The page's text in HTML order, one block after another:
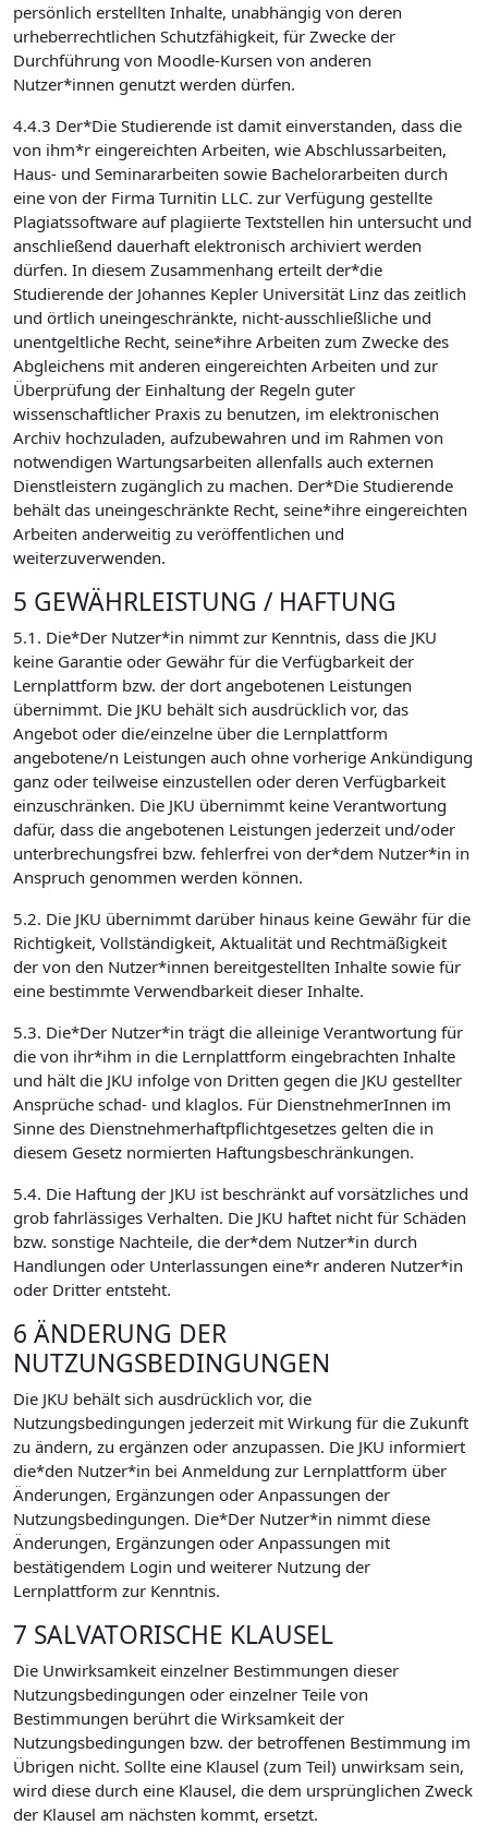
persönlich erstellten Inhalte, unabhängig von deren
urheberrechtlichen Schutzfähigkeit, für Zwecke der
Durchführung von Moodle-Kursen von anderen
Nutzer*innen genutzt werden dürfen.
4.4.3 Der*Die Studierende ist damit einverstanden, dass die
von ihm*r eingereichten Arbeiten, wie Abschlussarbeiten,
Haus- und Seminararbeiten sowie Bachelorarbeiten durch
eine von der Firma Turnitin LLC. zur Verfügung gestellte
Plagiatssoftware auf plagiierte Textstellen hin untersucht und
anschließend dauerhaft elektronisch archiviert werden
dürfen. In diesem Zusammenhang erteilt der*die
Studierende der Johannes Kepler Universität Linz das zeitlich
und örtlich uneingeschränkte, nicht-ausschließliche und
unentgeltliche Recht, seine*ihre Arbeiten zum Zwecke des
Abgleichens mit anderen eingereichten Arbeiten und zur
Überprüfung der Einhaltung der Regeln guter
wissenschaftlicher Praxis zu benutzen, im elektronischen
Archiv hochzuladen, aufzubewahren und im Rahmen von
notwendigen Wartungsarbeiten allenfalls auch externen
Dienstleistern zugänglich zu machen. Der*Die Studierende
behält das uneingeschränkte Recht, seine*ihre eingereichten
Arbeiten anderweitig zu veröffentlichen und
weiterzuverwenden.
5 GEWÄHRLEISTUNG / HAFTUNG
5.1. Die*Der Nutzer*in nimmt zur Kenntnis, dass die JKU
keine Garantie oder Gewähr für die Verfügbarkeit der
Lernplattform bzw. der dort angebotenen Leistungen
übernimmt. Die JKU behält sich ausdrücklich vor, das
Angebot oder die/einzelne über die Lernplattform
angebotene/n Leistungen auch ohne vorherige Ankündigung
ganz oder teilweise einzustellen oder deren Verfügbarkeit
einzuschränken. Die JKU übernimmt keine Verantwortung
dafür, dass die angebotenen Leistungen jederzeit und/oder
unterbrechungsfrei bzw. fehlerfrei von der*dem Nutzer*in in
Anspruch genommen werden können.
5.2. Die JKU übernimmt darüber hinaus keine Gewähr für die
Richtigkeit, Vollständigkeit, Aktualität und Rechtmäßigkeit
der von den Nutzer*innen bereitgestellten Inhalte sowie für
eine bestimmte Verwendbarkeit dieser Inhalte.
5.3. Die*Der Nutzer*in trägt die alleinige Verantwortung für
die von ihr*ihm in die Lernplattform eingebrachten Inhalte
und hält die JKU infolge von Dritten gegen die JKU gestellter
Ansprüche schad- und klaglos. Für DienstnehmerInnen im
Sinne des Dienstnehmerhaftpflichtgesetzes gelten die in
diesem Gesetz normierten Haftungsbeschränkungen.
5.4. Die Haftung der JKU ist beschränkt auf vorsätzliches und
grob fahrlässiges Verhalten. Die JKU haftet nicht für Schäden
bzw. sonstige Nachteile, die der*dem Nutzer*in durch
Handlungen oder Unterlassungen eine*r anderen Nutzer*in
oder Dritter entsteht.
6 ÄNDERUNG DER
NUTZUNGSBEDINGUNGEN
Die JKU behält sich ausdrücklich vor, die
Nutzungsbedingungen jederzeit mit Wirkung für die Zukunft
zu ändern, zu ergänzen oder anzupassen. Die JKU informiert
die*den Nutzer*in bei Anmeldung zur Lernplattform über
Änderungen, Ergänzungen oder Anpassungen der
Nutzungsbedingungen. Die*Der Nutzer*in nimmt diese
Änderungen, Ergänzungen oder Anpassungen mit
bestätigendem Login und weiterer Nutzung der
Lernplattform zur Kenntnis.
7 SALVATORISCHE KLAUSEL
Die Unwirksamkeit einzelner Bestimmungen dieser
Nutzungsbedingungen oder einzelner Teile von
Bestimmungen berührt die Wirksamkeit der
Nutzungsbedingungen bzw. der betroffenen Bestimmung im
Übrigen nicht. Sollte eine Klausel (zum Teil) unwirksam sein,
wird diese durch eine Klausel, die dem ursprünglichen Zweck
der Klausel am nächsten kommt, ersetzt.